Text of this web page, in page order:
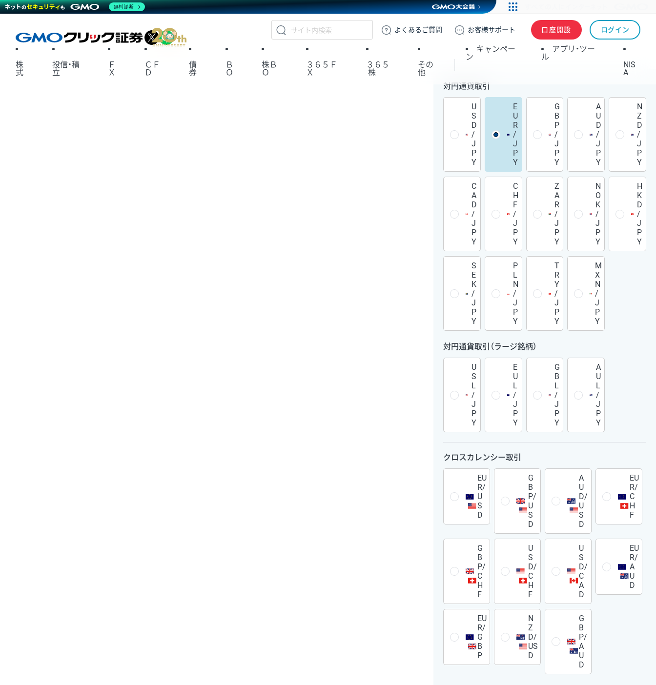
GMOクリック証券
よくある ご質問 お客様サポート 口座開設 ログイン
X
株
式
投信・積
立
Ｆ
Ｘ
ＣＦ
Ｄ
債
券
Ｂ
Ｏ
株Ｂ
Ｏ
３６５Ｆ
Ｘ
３６５
株
その
他
キャンペー
ン
アプリ・ツー
ル
NIS
A
対円通貨取引
U
S
D
/
J
P
Y
E
U
R
/
J
P
Y
G
B
P
/
J
P
Y
A
U
D
/
J
P
Y
N
Z
D
/
J
P
Y
C
A
D
/
J
P
Y
C
H
F
/
J
P
Y
Z
A
R
/
J
P
Y
N
O
K
/
J
P
Y
H
K
D
/
J
P
Y
S
E
K
/
J
P
Y
P
L
N
/
J
P
Y
T
R
Y
/
J
P
Y
M
X
N
/
J
P
Y
対円通貨取引（ラージ銘柄）
U
S
L
/
J
P
Y
E
U
L
/
J
P
Y
G
B
L
/
J
P
Y
A
U
L
/
J
P
Y
クロスカレンシー取引
EU
R/
U
S
D
G
B
P/
U
S
D
A
U
D/
U
S
D
EU
R/
C
H
F
G
B
P/
C
H
F
U
S
D/
C
H
F
U
S
D/
C
A
D
EU
R/
A
U
D
EU
R/
G
B
P
N
Z
D/
US
D
G
B
P/
A
U
D
無料診断